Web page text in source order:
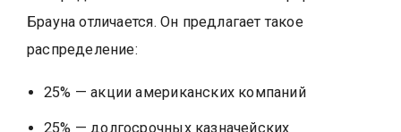
Брауна отличается. Он предлагает такое
распределение:
25% — акции американских компаний
25% — долгосрочных казначейских